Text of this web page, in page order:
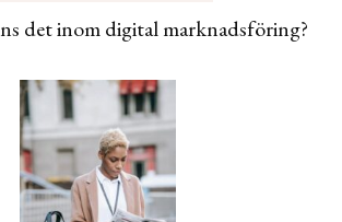
det inom digital marknadsföring?